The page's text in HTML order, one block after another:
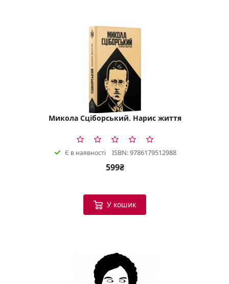
Микола Сціборський. Нарис життя
Є в наявності ISBN: 9786179512988
599₴
У кошик